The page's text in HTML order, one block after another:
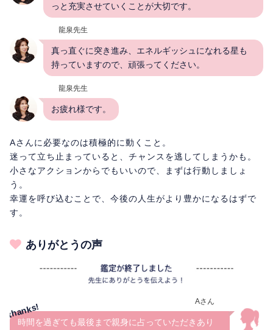
っと充実させていくことが大切です。
龍泉先生
真っ直ぐに突き進み、エネルギッシュになれる星も
持っていますので、頑張ってください。
龍泉先生
お疲れ様です。
Aさんに必要なのは積極的に動くこと。
迷って立ち止まっていると、チャンスを逃してしまうかも。
小さなアクションからでもいいので、まずは行動しましょ
う。
幸運を呼び込むことで、今後の人生がより豊かになるはずで
す。
ありがとうの声
Aさん
時間を過ぎても最後まで親身に占っていただきあり